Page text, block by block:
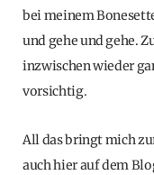
bei meinem
und gehe und gehe.
inzwischen wieder
vorsichtig.
All das bringt mich
auch hier auf dem